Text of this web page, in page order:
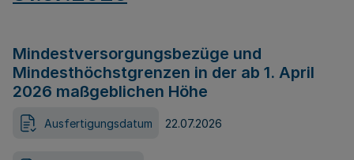
Mindestversorgungsbezüge und
Mindesthöchstgrenzen in der ab 1. April
2026 maßgeblichen Höhe
Ausfertigungsdatum 22.07.2026